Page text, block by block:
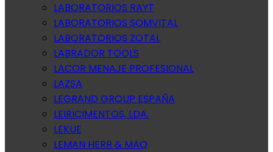
LABORATORIOS RAYT
LABORATORIOS SOMVITAL
LABORATORIOS ZOTAL
LABRADOR TOOLS
LACOR MENAJE PROFESIONAL
LAZSA
LEGRAND GROUP ESPAÑA
LEIRICIMENTOS, LDA.
LEKUE
LEMAN HERR & MAQ